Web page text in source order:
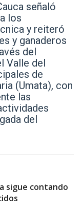
señaló
los
y reiteró
y ganaderos
del
Valle del
de
(Umata), con
las
del
sigue contando